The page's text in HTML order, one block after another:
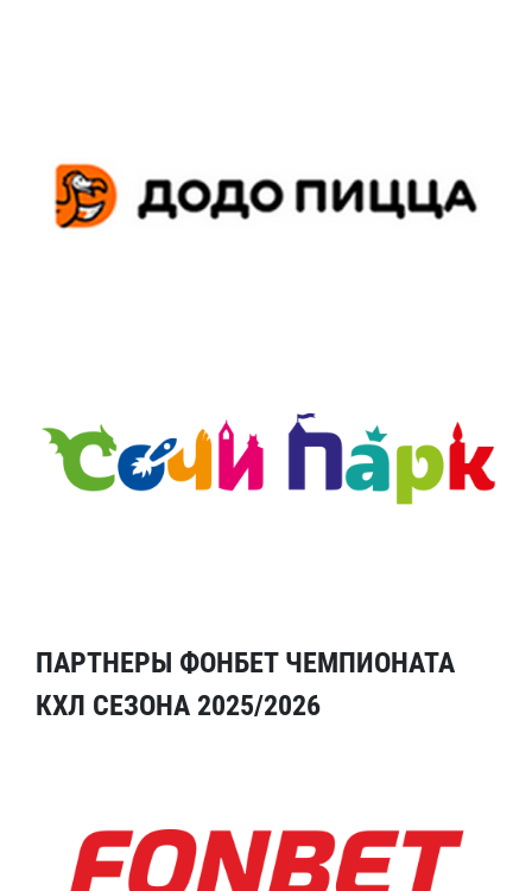
ПАРТНЕРЫ ФОНБЕТ ЧЕМПИОНАТА
КХЛ СЕЗОНА 2025/2026